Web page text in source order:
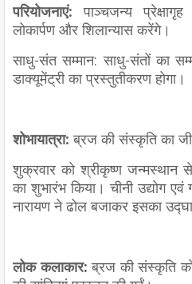
परियोजनाएं: पाञ्चजन्य
लोकार्पण और शिलान्यास करेंगे।
साधु-संत सम्मान: साधु-संतों का
डाक्यूमेंट्री का प्रस्तुतीकरण होगा।
शोभायात्रा:ब्रज की संस्कृति का
शुक्रवार को श्रीकृष्ण जन्मस्थान
का शुभारंभ किया। चीनी उद्योग एवं
नारायण ने ढोल बजाकर इसका
लोक कलाकार: ब्रज की संस्कृति